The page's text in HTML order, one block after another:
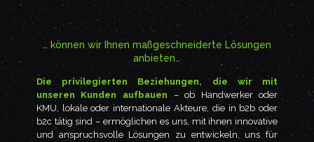
… können wir Ihnen maßgeschneiderte Lösungen
anbieten…
Die privilegierten Beziehungen, die wir mit
unseren Kunden aufbauen – ob Handwerker oder
KMU, lokale oder internationale Akteure, die in b2b oder
b2c tätig sind – ermöglichen es uns, mit ihnen innovative
und anspruchsvolle Lösungen zu entwickeln, uns für